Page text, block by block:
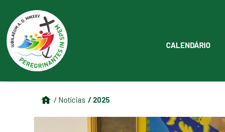
CALENDÁRIO
/ Notícias / 2025